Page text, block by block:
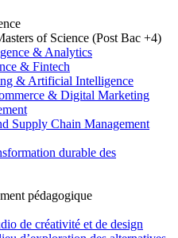
of Science (Post Bac +4)
& Analytics
& Fintech
& Artificial Intelligence
& Digital Marketing
Supply Chain Management
durable des
pédagogique
de créativité et de design